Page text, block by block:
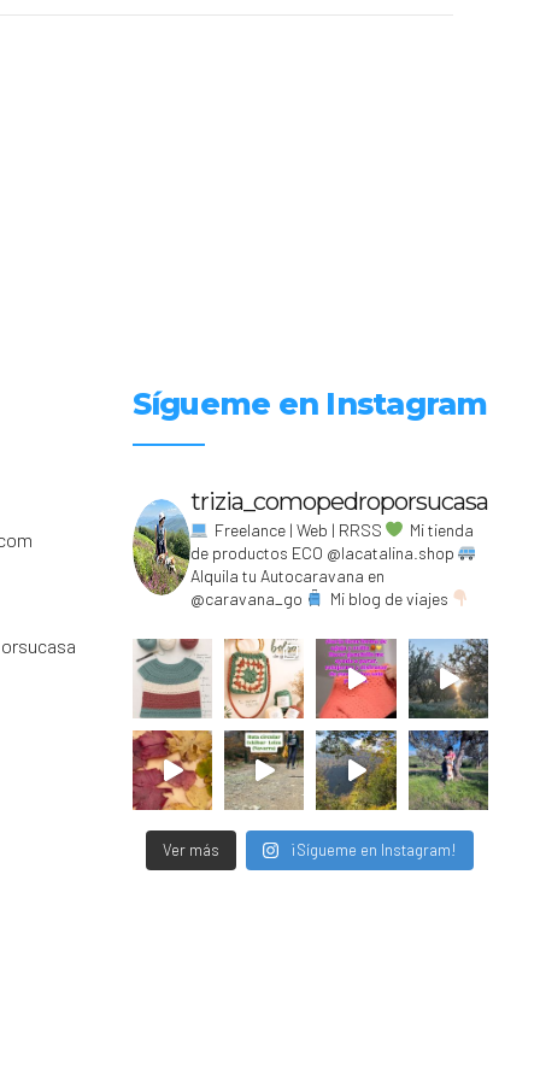
Sígueme en Instagram
trizia_comopedroporsucasa
Freelance | Web | RRSS
Mi tienda
de productos ECO @lacatalina.shop
Alquila tu Autocaravana en
@caravana_go
Mi blog de viajes
Ver más ¡Sígueme en Instagram!